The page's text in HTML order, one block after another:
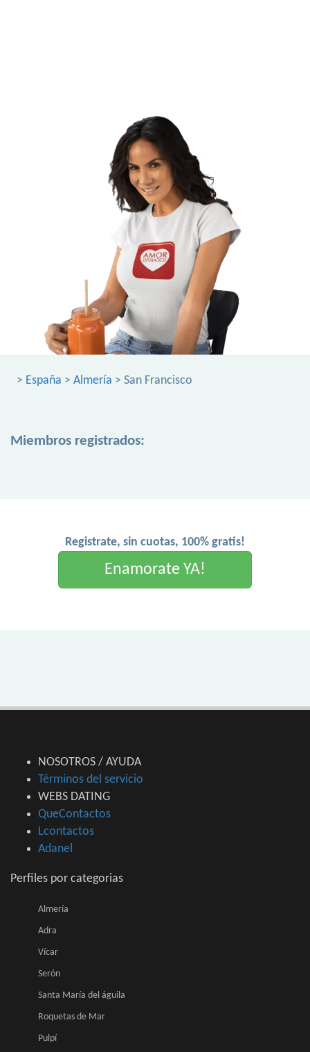
> España > Almería > San Francisco
Miembros registrados:
Registrate, sin cuotas, 100% gratis!
Enamorate YA!
NOSOTROS / AYUDA
Términos del servicio
WEBS DATING
QueContactos
Lcontactos
Adanel
Perfiles por categorias
Almería
Adra
Vícar
Serón
Santa María del águila
Roquetas de Mar
Pulpí